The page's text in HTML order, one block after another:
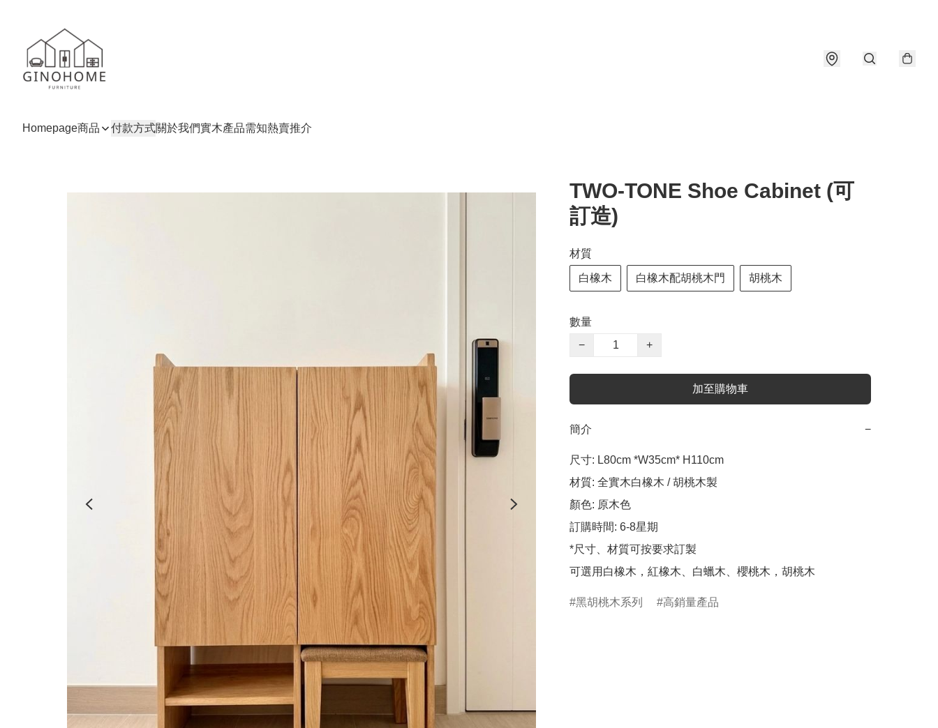
Homepage商品 付款方式關於我們實木產品需知熱賣推介
TWO-TONE Shoe Cabinet (可
訂造)
材質
白橡木 白橡木配胡桃木門 胡桃木
數量
−
+
加至購物車
簡介 −
尺寸: L80cm *W35cm* H110cm
材質: 全實木白橡木 / 胡桃木製
顏色: 原木色
訂購時間: 6-8星期
*尺寸、材質可按要求訂製
可選用白橡木，紅橡木、白蠟木、櫻桃木，胡桃木
黑胡桃木系列 高銷量產品